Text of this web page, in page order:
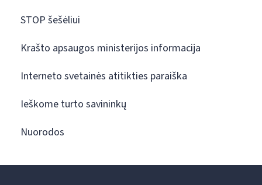
STOP šešėliui
Krašto apsaugos ministerijos informacija
Interneto svetainės atitikties paraiška
Ieškome turto savininkų
Nuorodos